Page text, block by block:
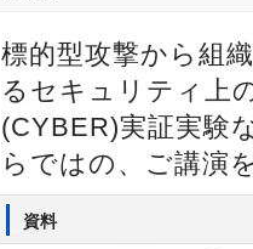
標的型攻撃から組
るセキュリティ上
(CYBER)実証実験
らではの、ご講演
資料